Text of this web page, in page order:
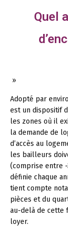
Quel
»
Adopté par
est un dispositif
les zones où il
la demande de
d’accès au
les bailleurs
(comprise entre -
définie chaque
tient compte
pièces et du
au-delà de cette
loyer.